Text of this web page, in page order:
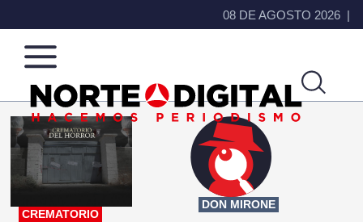
08 DE AGOSTO 2026
Norte
de
Ciudad
Más
que
noticias,
hacemos periodismo
CREMATORIO
DON MIRONE